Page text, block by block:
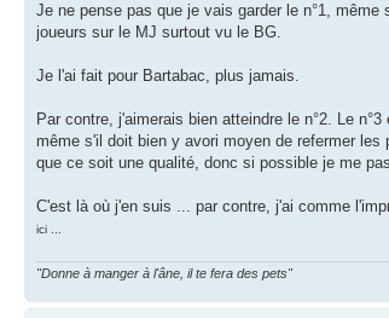
Je ne pense pas que je vais garder le n°1,
joueurs sur le MJ surtout vu le BG.
Je l'ai fait pour Bartabac, plus jamais.
Par contre, j'aimerais bien atteindre le n°2. Le
même s'il doit bien y avori moyen de refermer
que ce soit une qualité, donc si possible je me
C'est là où j'en suis ... par contre, j'ai comme
ici ...
"Donne à manger à l'âne, il te fera des pets"